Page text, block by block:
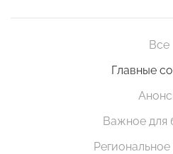
Все
Главные
Важное для